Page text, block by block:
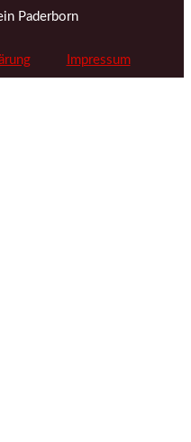
Paderborn
Impressum